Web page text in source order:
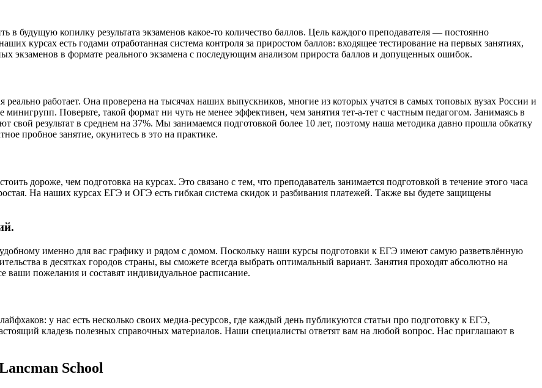
будущую копилку результата экзаменов какое-то количество баллов. Цель каждого преподавателя — постоянно
курсах есть годами отработанная система контроля за приростом баллов: входящее тестирование на первых занятиях,
экзаменов в формате реального экзамена с последующим анализом прироста баллов и допущенных ошибок.
реально работает. Она проверена на тысячах наших выпускников, многие из которых учатся в самых топовых вузах России и
Поверьте, такой формат ни чуть не менее эффективен, чем занятия тет-а-тет с частным педагогом. Занимаясь в
результат в среднем на 37%. Мы занимаемся подготовкой более 10 лет, поэтому наша методика давно прошла обкатку
пробное занятие, окунитесь в это на практике.
дороже, чем подготовка на курсах. Это связано с тем, что преподаватель занимается подготовкой в течение этого часа
На наших курсах ЕГЭ и ОГЭ есть гибкая система скидок и разбивания платежей. Также вы будете защищены
именно для вас графику и рядом с домом. Поскольку наши курсы подготовки к ЕГЭ имеют самую разветвлённую
в десятках городов страны, вы сможете всегда выбрать оптимальный вариант. Занятия проходят абсолютно на
ваши пожелания и составят индивидуальное расписание.
у нас есть несколько своих медиа-ресурсов, где каждый день публикуются статьи про подготовку к ЕГЭ,
кладезь полезных справочных материалов. Наши специалисты ответят вам на любой вопрос. Нас приглашают в
School